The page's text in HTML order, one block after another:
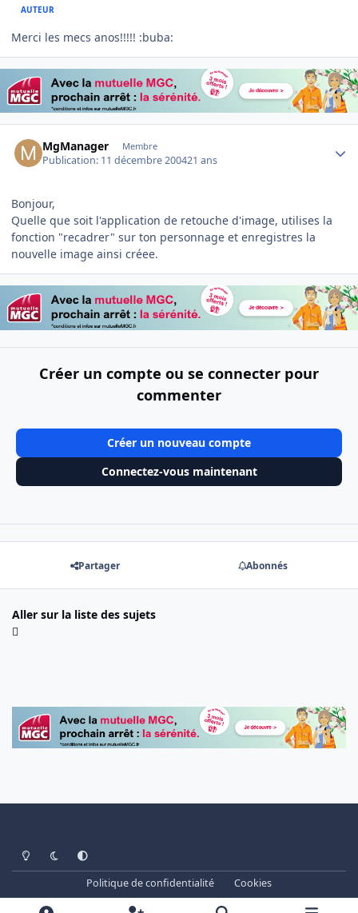
AUTEUR
Merci les mecs anos!!!!! :buba:
MgManager Membre
Publication: 11 décembre 200421 ans
Bonjour,
Quelle que soit l'application de retouche d'image, utilises la
fonction "recadrer" sur ton personnage et enregistres la
nouvelle image ainsi créee.
Créer un compte ou se connecter pour
commenter
Créer un nouveau compte
Connectez-vous maintenant
Partager Abonnés
Aller sur la liste des sujets
Light ModeDark ModeSystem Preference
Politique de confidentialité
Cookies
www.cheminots.net - Forum Libre depuis 2003